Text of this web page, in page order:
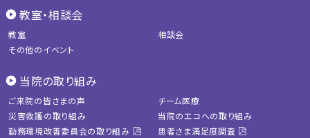
教室・相談会
教室
相談会
その他のイベント
当院の取り組み
ご来院の皆さまの声
チーム医療
災害救護の取り組み
当院のエコへの取り組み
勤務環境改善委員会の取り組み
患者さま満足度調査